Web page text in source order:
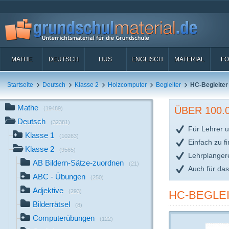
MATHE DEUTSCH HUS ENGLISCH MATERIAL
Startseite Deutsch Klasse 2 Holzcomputer Begleiter HC-
Mathe (19489)
Deutsch (32381)
Klasse 1 (10263)
Klasse 2 (9565)
AB Bildern-Sätze-zuordnen (21)
ABC - Übungen (250)
Adjektive (293)
Bilderrätsel (8)
Computerübungen (122)
ÜBER
Für Lehrer
Einfach zu
Auch für
HC-